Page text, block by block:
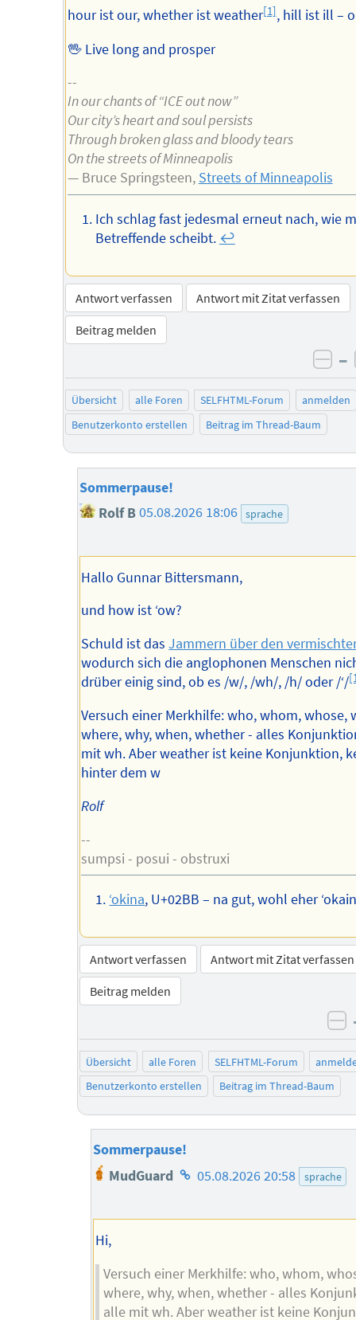
hour ist our, whether ist weather[1], hill ist ill –
🖖 Live long and prosper
--
In our chants of “ICE out now”
Our city’s heart and soul persists
Through broken glass and bloody tears
On the streets of Minneapolis
— Bruce Springsteen, Streets of Minneapolis
Ich schlag fast jedesmal erneut nach, wie
Betreffende scheibt. ↩︎
Antwort verfassen
Antwort mit Zitat verfassen
Beitrag melden
–
Übersicht alle Foren SELFHTML-Forum
anmelden
Benutzerkonto erstellen
Beitrag im Thread-Baum
Sommerpause!
Rolf B 05.08.2026 18:06 sprache
Hallo Gunnar Bittersmann,
und how ist ʻow?
Schuld ist dasJammern über den
wodurch sich die anglophonen Menschen
drüber einig sind, ob es /w/, /wh/, /h/ oder /ʻ/
Versuch einer Merkhilfe: who, whom, whose,
where, why, when, whether - alles
mit wh. Aber weather ist keine Konjunktion,
hinter dem w
Rolf
--
sumpsi - posui - obstruxi
ʻokina, U+02BB – na gut, wohl eher
Antwort verfassen
Antwort mit Zitat verfassen
Beitrag melden
Übersicht alle Foren SELFHTML-Forum
Benutzerkonto erstellen
Beitrag im Thread-Baum
Sommerpause!
MudGuard Homepage
Autors
05.08.2026 20:58 sprache
Hi,
Versuch einer Merkhilfe: who, whom,
where, why, when, whether - alles
alle mit wh. Aber weather ist keine